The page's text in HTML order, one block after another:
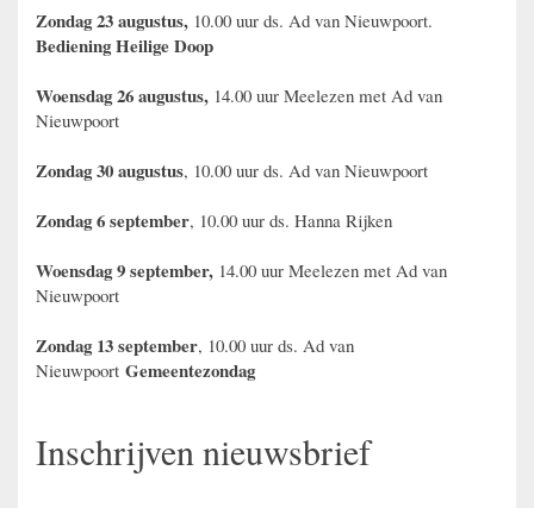
Zondag 23 augustus, 10.00 uur ds. Ad van Nieuwpoort.
Bediening Heilige Doop
Woensdag 26 augustus, 14.00 uur Meelezen met Ad van
Nieuwpoort
Zondag 30 augustus, 10.00 uur ds. Ad van Nieuwpoort
Zondag 6 september, 10.00 uur ds. Hanna Rijken
Woensdag 9 september, 14.00 uur Meelezen met Ad van
Nieuwpoort
Zondag 13 september, 10.00 uur ds. Ad van
Nieuwpoort Gemeentezondag
Inschrijven nieuwsbrief